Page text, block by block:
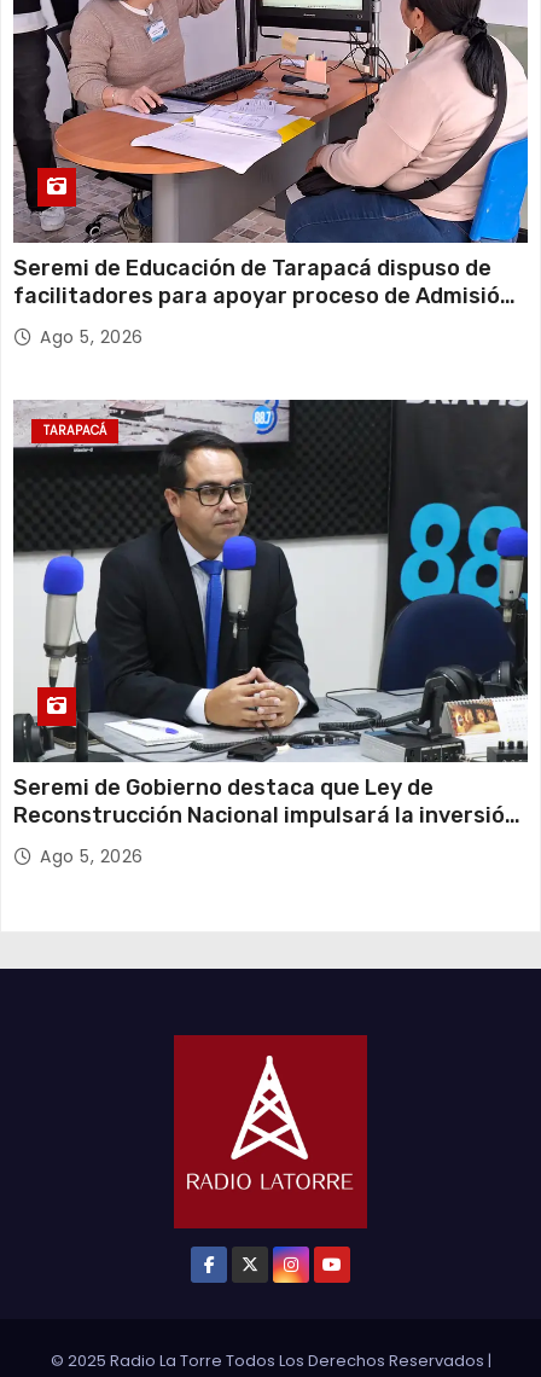
Seremi de Educación de Tarapacá dispuso de
facilitadores para apoyar proceso de Admisión
Escolar 2027
Ago 5, 2026
TARAPACÁ
Seremi de Gobierno destaca que Ley de
Reconstrucción Nacional impulsará la inversión
y el empleo en Tarapacá
Ago 5, 2026
© 2025 Radio La Torre Todos Los Derechos Reservados |